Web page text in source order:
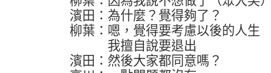
濱田：為什麼？覺得夠了？
柳葉：嗯，覺得要考慮以後的人生
我擅自說要退出
濱田：然後大家都同意嗎？